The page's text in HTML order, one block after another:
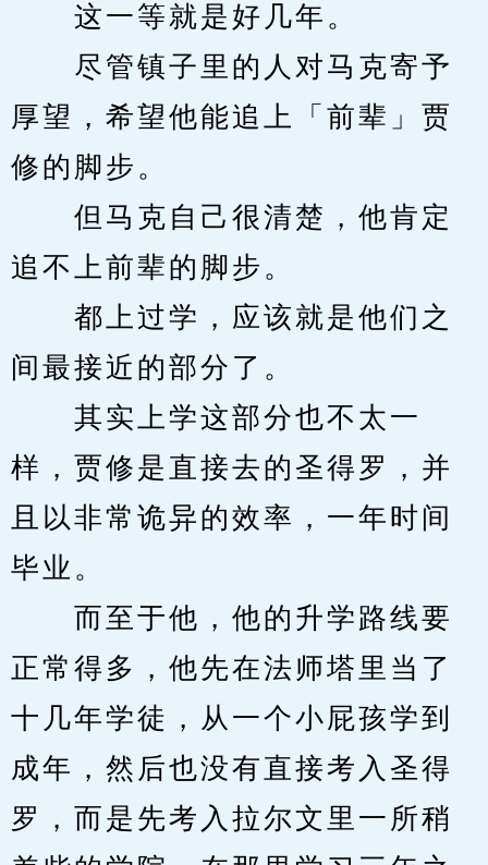
这一等就是好几年。
尽管镇子里的人对马克寄予
厚望，希望他能追上「前辈」贾
修的脚步。
但马克自己很清楚，他肯定
追不上前辈的脚步。
都上过学，应该就是他们之
间最接近的部分了。
其实上学这部分也不太一
样，贾修是直接去的圣得罗，并
且以非常诡异的效率，一年时间
毕业。
而至于他，他的升学路线要
正常得多，他先在法师塔里当了
十几年学徒，从一个小屁孩学到
成年，然后也没有直接考入圣得
罗，而是先考入拉尔文里一所稍